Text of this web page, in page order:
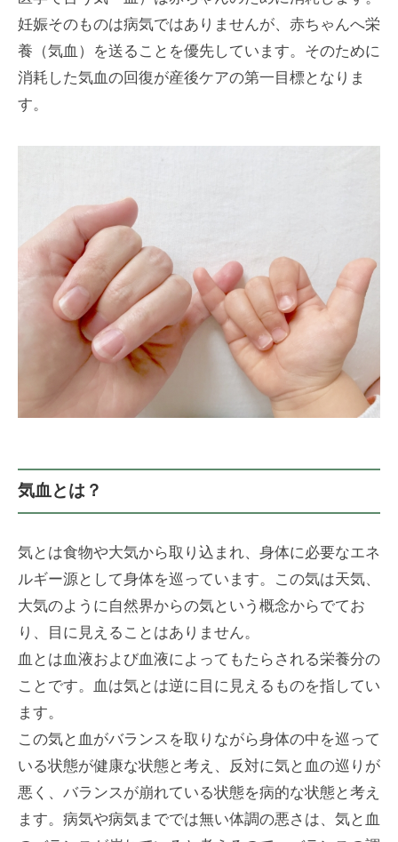
う
）
専
門
妊娠そのものは病気ではありませんが、赤ちゃんへ栄
養（気血）を送ることを優先しています。そのために
消耗した気血の回復が産後ケアの第一目標となりま
す。
気血とは？
気とは食物や大気から取り込まれ、身体に必要なエネ
ルギー源として身体を巡っています。この気は天気、
大気のように自然界からの気という概念からでてお
り、目に見えることはありません。
血とは血液および血液によってもたらされる栄養分の
ことです。血は気とは逆に目に見えるものを指してい
ます。
この気と血がバランスを取りながら身体の中を巡って
いる状態が健康な状態と考え、反対に気と血の巡りが
悪く、バランスが崩れている状態を病的な状態と考え
ます。病気や病気まででは無い体調の悪さは、気と血